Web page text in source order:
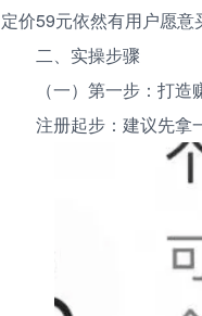
定价59元依然有用户愿意
二、实操步骤
（一）第一步：打造
注册起步：建议先拿